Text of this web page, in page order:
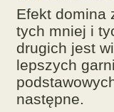
Efekt domina
tych mniej i
drugich jest
lepszych
następne.